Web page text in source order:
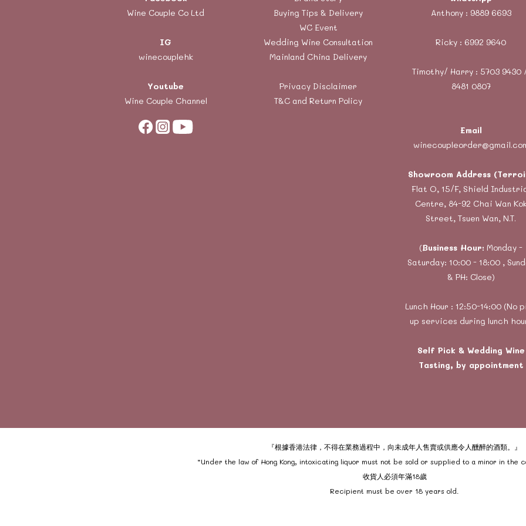
Wine Couple Co Ltd
IG
winecouplehk
Youtube
Wine Couple Channel
Buying Tips & Delivery
WC Event
Wedding Wine Consultation
Mainland China Delivery
Privacy Disclaimer
T&C and Return Policy
Anthony : 9889 6693
Ricky : 6992 9640
Timothy/ Harry : 5703 9430
8481 0807
Email
Showroom Address
Flat O, 15/F, Shield
Centre, 84-92 Chai Wan
Street, Tsuen Wan, N.T.
(Business Hour: Monday -
Saturday: 10:00 - 18:00 ,
& PH: Close)
Lunch Hour : 12:50-14:00 (No
up services during lunch
Self Pick & Wedding Wine
Tasting, by appointment
『根據香港法律，不得在業務過程中，向未成年人售賣或供應令人醺醉的酒類。』
“Under the law of Hong Kong, intoxicating liquor must not be sold or supplied to a minor in the
收貨人必須年滿18歲
Recipient must be over 18 years old.